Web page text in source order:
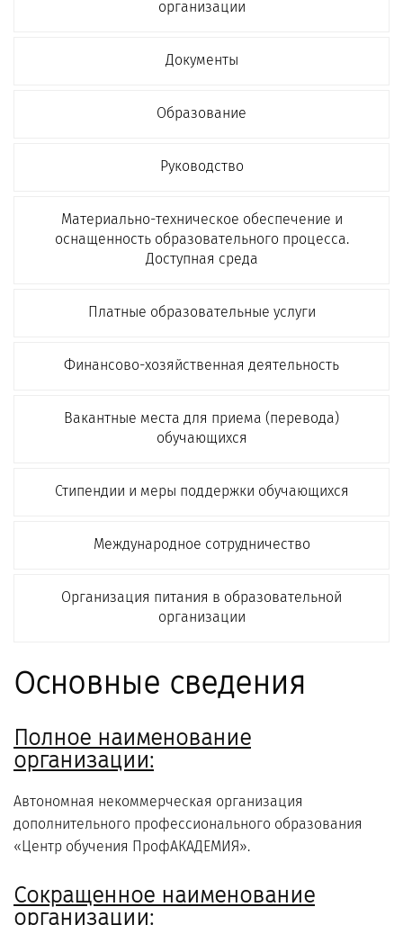
организации
Документы
Образование
Руководство
Материально-техническое обеспечение и
оснащенность образовательного процесса.
Доступная среда
Платные образовательные услуги
Финансово-хозяйственная деятельность
Вакантные места для приема (перевода)
обучающихся
Стипендии и меры поддержки обучающихся
Международное сотрудничество
Организация питания в образовательной
организации
Основные сведения
Полное наименование
организации:
Автономная некоммерческая организация
дополнительного профессионального образования
«Центр обучения ПрофАКАДЕМИЯ».
Сокращенное наименование